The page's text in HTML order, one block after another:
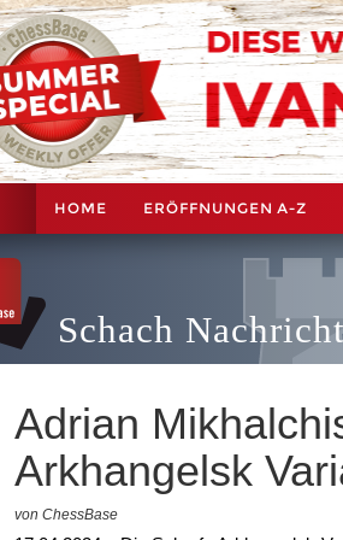
HOME ERÖFFNUNGEN A-Z
Schach
Adrian
Arkhangelsk
von ChessBase